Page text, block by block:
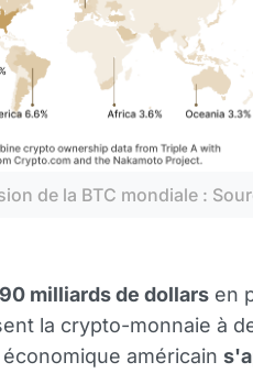
de la BTC mondiale :
milliards de dollars en
la crypto-monnaie à
américain